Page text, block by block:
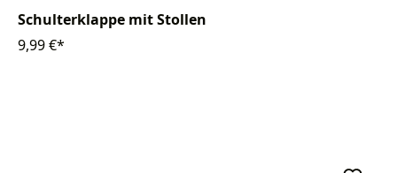
Schulterklappe mit Stollen
9,99 €*